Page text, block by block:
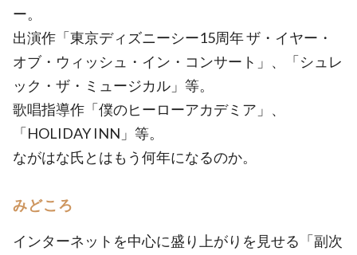
ー。
出演作「東京ディズニーシー15周年 ザ・イヤー・
オブ・ウィッシュ・イン・コンサート」、「シュレ
ック・ザ・ミュージカル」等。
歌唱指導作「僕のヒーローアカデミア」、
「HOLIDAY INN」等。
ながはな氏とはもう何年になるのか。
みどころ
インターネットを中心に盛り上がりを見せる「副次